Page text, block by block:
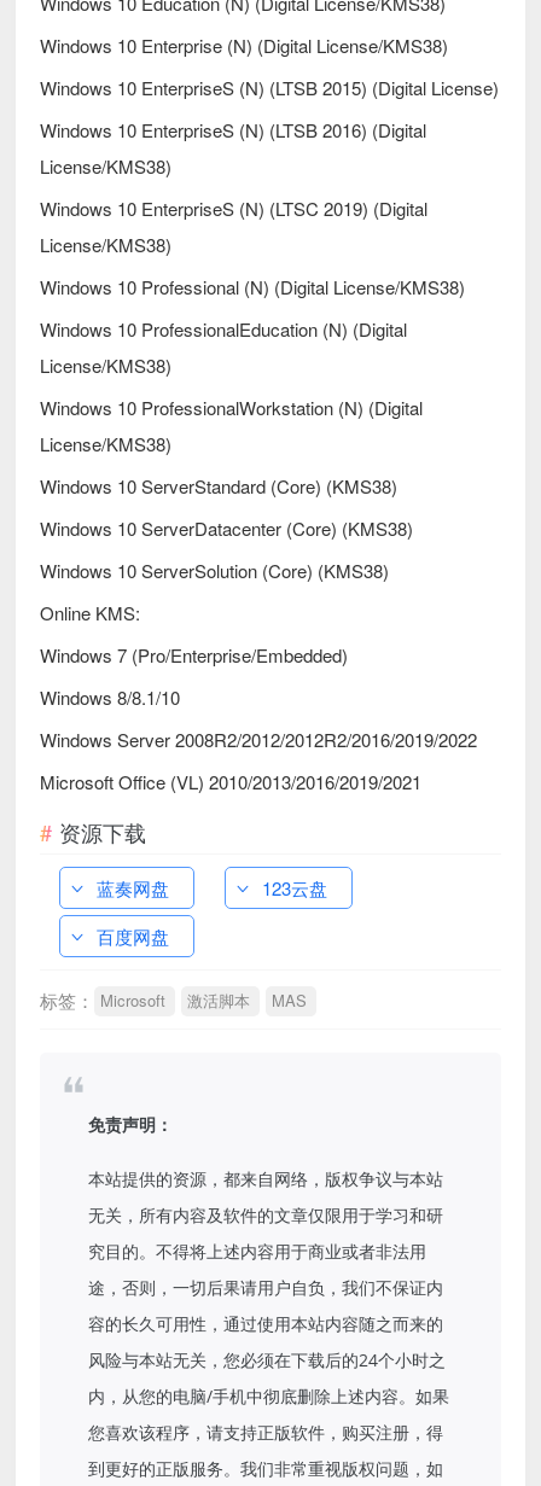
Windows 10 Enterprise (N) (Digital License/KMS38)
Windows 10 EnterpriseS (N) (LTSB 2015) (Digital License)
Windows 10 EnterpriseS (N) (LTSB 2016) (Digital
License/KMS38)
Windows 10 EnterpriseS (N) (LTSC 2019) (Digital
License/KMS38)
Windows 10 Professional (N) (Digital License/KMS38)
Windows 10 ProfessionalEducation (N) (Digital
License/KMS38)
Windows 10 ProfessionalWorkstation (N) (Digital
License/KMS38)
Windows 10 ServerStandard (Core) (KMS38)
Windows 10 ServerDatacenter (Core) (KMS38)
Windows 10 ServerSolution (Core) (KMS38)
Online KMS:
Windows 7 (Pro/Enterprise/Embedded)
Windows 8/8.1/10
Windows Server 2008R2/2012/2012R2/2016/2019/2022
Microsoft Office (VL) 2010/2013/2016/2019/2021
资源下载
蓝奏网盘
123云盘
百度网盘
标签： Microsoft 激活脚本 MAS
免责声明：
本站提供的资源，都来自网络，版权争议与本站
无关，所有内容及软件的文章仅限用于学习和研
究目的。不得将上述内容用于商业或者非法用
途，否则，一切后果请用户自负，我们不保证内
容的长久可用性，通过使用本站内容随之而来的
风险与本站无关，您必须在下载后的24个小时之
内，从您的电脑/手机中彻底删除上述内容。如果
您喜欢该程序，请支持正版软件，购买注册，得
到更好的正版服务。我们非常重视版权问题，如